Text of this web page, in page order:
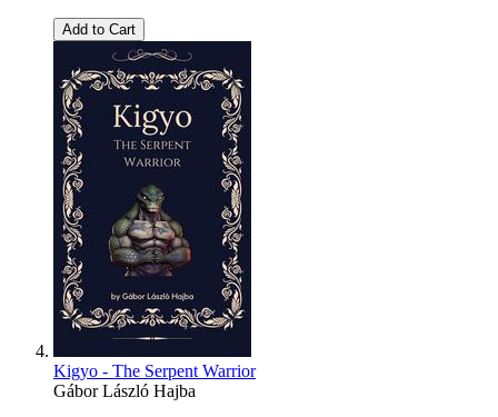
Add to Cart
Kigyo - The Serpent Warrior
Gábor László Hajba